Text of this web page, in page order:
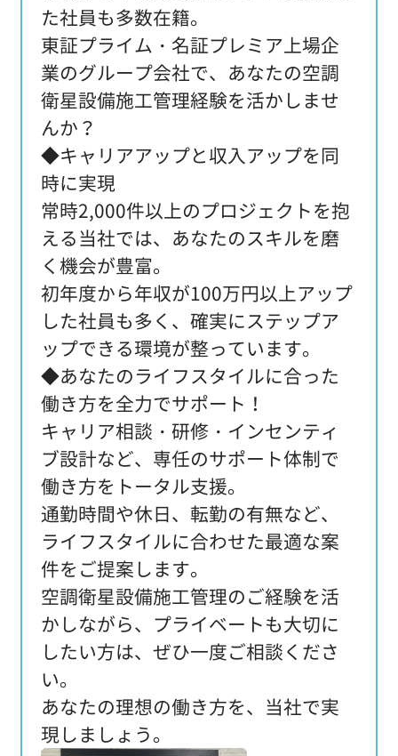
た社員も多数在籍。
東証プライム・名証プレミア上場企
業のグループ会社で、あなたの空調
衛星設備施工管理経験を活かしませ
んか？
◆キャリアアップと収入アップを同
時に実現
常時2,000件以上のプロジェクトを抱
える当社では、あなたのスキルを磨
く機会が豊富。
初年度から年収が100万円以上アップ
した社員も多く、確実にステップア
ップできる環境が整っています。
◆あなたのライフスタイルに合った
働き方を全力でサポート！
キャリア相談・研修・インセンティ
ブ設計など、専任のサポート体制で
働き方をトータル支援。
通勤時間や休日、転勤の有無など、
ライフスタイルに合わせた最適な案
件をご提案します。
空調衛星設備施工管理のご経験を活
かしながら、プライベートも大切に
したい方は、ぜひ一度ご相談くださ
い。
あなたの理想の働き方を、当社で実
現しましょう。